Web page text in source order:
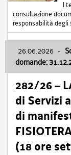
I
consultazione
responsabilità degli
26.06.2026 -
domande:
282/26 –
di Servizi
di
(18 ore